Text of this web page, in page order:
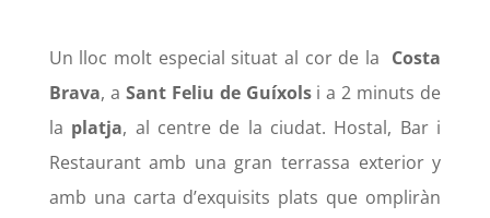
Un lloc molt especial situat al cor de la Costa
Brava, a Sant Feliu de Guíxolsi a 2 minuts de
la platja, al centre de la ciudat. Hostal, Bar i
Restaurant amb una gran terrassa exterior y
amb una carta d’exquisits plats que ompliràn